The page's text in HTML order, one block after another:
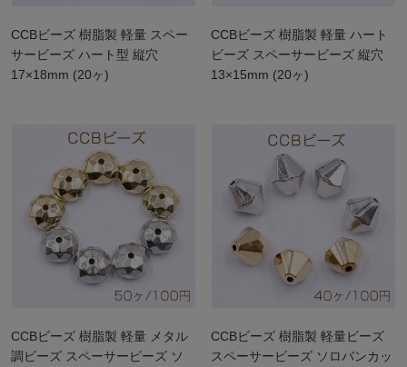
CCBビーズ 樹脂製 軽量 スペー
サービーズ ハート型 縦穴
17×18mm (20ヶ)
CCBビーズ 樹脂製 軽量 ハート
ビーズ スペーサービーズ 縦穴
13×15mm (20ヶ)
CCBビーズ 樹脂製 軽量 メタル
調ビーズ スペーサービーズ ソ
CCBビーズ 樹脂製 軽量ビーズ
スペーサービーズ ソロバンカッ